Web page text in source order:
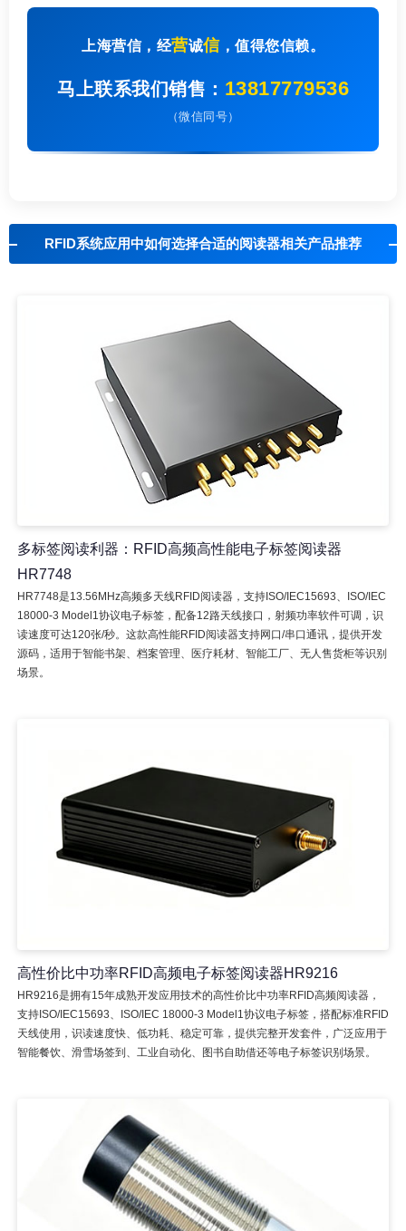
上海营信，经营诚信，值得您信赖。
马上联系我们销售： 13817779536
（微信同号）
RFID系统应用中如何选择合适的阅读器相关产品推荐
多标签阅读利器：RFID高频高性能电子标签阅读器
HR7748
HR7748是13.56MHz高频多天线RFID阅读器，支持ISO/IEC15693、ISO/IEC
18000-3 Model1协议电子标签，配备12路天线接口，射频功率软件可调，识
读速度可达120张/秒。这款高性能RFID阅读器支持网口/串口通讯，提供开发
源码，适用于智能书架、档案管理、医疗耗材、智能工厂、无人售货柜等识别
场景。
高性价比中功率RFID高频电子标签阅读器HR9216
HR9216是拥有15年成熟开发应用技术的高性价比中功率RFID高频阅读器，
支持ISO/IEC15693、ISO/IEC 18000-3 Model1协议电子标签，搭配标准RFID
天线使用，识读速度快、低功耗、稳定可靠，提供完整开发套件，广泛应用于
智能餐饮、滑雪场签到、工业自动化、图书自助借还等电子标签识别场景。